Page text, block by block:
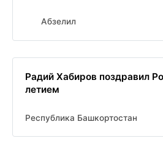
Абзелил
Радий Хабиров поздравил
летием
Республика Башкортостан